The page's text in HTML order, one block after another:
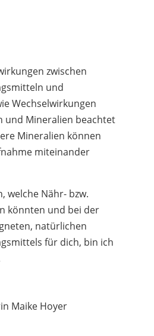
zwischen
und
Wechselwirkungen
und Mineralien beachtet
Mineralien können
miteinander
welche Nähr- bzw.
könnten und bei der
natürlichen
für dich, bin ich
Maike Hoyer